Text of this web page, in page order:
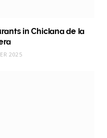
in Chiclana de la
2025